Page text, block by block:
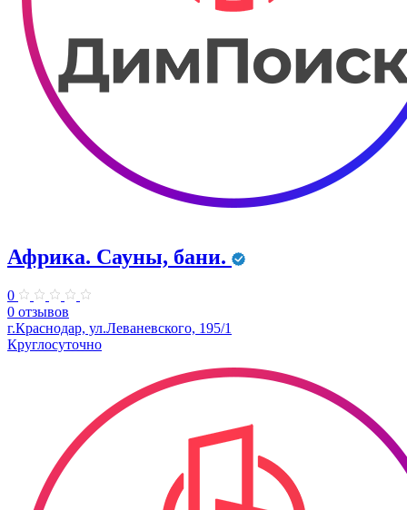
Африка. Сауны, бани.
0
0 отзывов
г.Краснодар, ул.Леваневского, 195/1
Круглосуточно